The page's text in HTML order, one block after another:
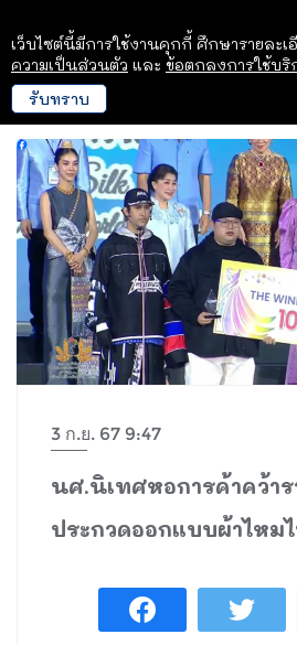
3 ก.ย. 67 9:47
นศ.นิเทศหอการค้าคว้า
ประกวดออกแบบผ้าไหม
เว็บไซต์นี้มีการใช้งานคุกกี้ ศึกษารายละเ
ความเป็นส่วนตัว และ ข้อตกลงการใช้บริ
รับทราบ